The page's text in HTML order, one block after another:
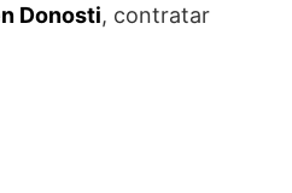
Donosti, contratar